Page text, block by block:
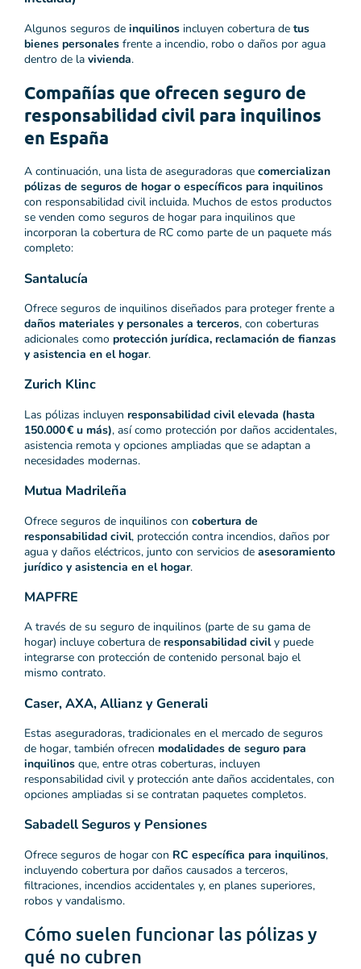
Algunos seguros de inquilinos incluyen cobertura de tus
bienes personales frente a incendio, robo o daños por agua
dentro de la vivienda.
Compañías que ofrecen seguro de
responsabilidad civil para inquilinos
en España
A continuación, una lista de aseguradoras que comercializan
pólizas de seguros de hogar o específicos para inquilinos
con responsabilidad civil incluida. Muchos de estos productos
se venden como seguros de hogar para inquilinos que
incorporan la cobertura de RC como parte de un paquete más
completo:
Santalucía
Ofrece seguros de inquilinos diseñados para proteger frente a
daños materiales y personales a terceros, con coberturas
adicionales como protección jurídica, reclamación de fianzas
y asistencia en el hogar.
Zurich Klinc
Las pólizas incluyen responsabilidad civil elevada (hasta
150.000 € u más), así como protección por daños accidentales,
asistencia remota y opciones ampliadas que se adaptan a
necesidades modernas.
Mutua Madrileña
Ofrece seguros de inquilinos con cobertura de
responsabilidad civil, protección contra incendios, daños por
agua y daños eléctricos, junto con servicios de asesoramiento
jurídico y asistencia en el hogar.
MAPFRE
A través de su seguro de inquilinos (parte de su gama de
hogar) incluye cobertura de responsabilidad civily puede
integrarse con protección de contenido personal bajo el
mismo contrato.
Caser, AXA, Allianz y Generali
Estas aseguradoras, tradicionales en el mercado de seguros
de hogar, también ofrecen modalidades de seguro para
inquilinos que, entre otras coberturas, incluyen
responsabilidad civil y protección ante daños accidentales, con
opciones ampliadas si se contratan paquetes completos.
Sabadell Seguros y Pensiones
Ofrece seguros de hogar con RC específica para inquilinos,
incluyendo cobertura por daños causados a terceros,
filtraciones, incendios accidentales y, en planes superiores,
robos y vandalismo.
Cómo suelen funcionar las pólizas y
qué no cubren